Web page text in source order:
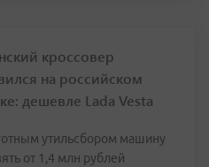
кроссовер
на российском
дешевле Lada Vesta
утильсбором машину
от 1,4 млн рублей